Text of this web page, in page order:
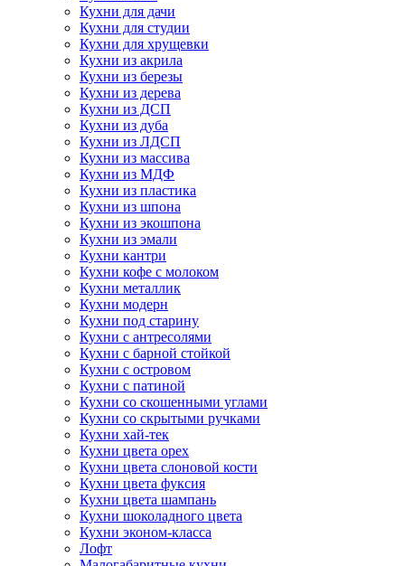
Кухни для дачи
Кухни для студии
Кухни для хрущевки
Кухни из акрила
Кухни из березы
Кухни из дерева
Кухни из ДСП
Кухни из дуба
Кухни из ЛДСП
Кухни из массива
Кухни из МДФ
Кухни из пластика
Кухни из шпона
Кухни из экошпона
Кухни из эмали
Кухни кантри
Кухни кофе с молоком
Кухни металлик
Кухни модерн
Кухни под старину
Кухни с антресолями
Кухни с барной стойкой
Кухни с островом
Кухни с патиной
Кухни со скошенными углами
Кухни со скрытыми ручками
Кухни хай-тек
Кухни цвета орех
Кухни цвета слоновой кости
Кухни цвета фуксия
Кухни цвета шампань
Кухни шоколадного цвета
Кухни эконом-класса
Лофт